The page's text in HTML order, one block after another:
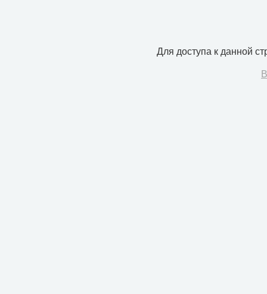
Для доступа к данной